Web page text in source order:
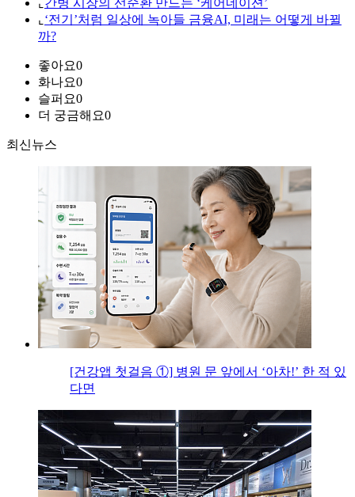
⌞ 간병 시장의 선순환 만드는 ‘케어네이션’
⌞ ‘전기’처럼 일상에 녹아들 금융AI, 미래는 어떻게 바뀔
까?
좋아요0
화나요0
슬퍼요0
더 궁금해요0
최신뉴스
[건강앱 첫걸음 ①] 병원 문 앞에서 ‘아차!’ 한 적 있
다면